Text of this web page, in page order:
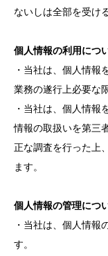
ないしは全部を受け
個人情報の利用につ
・当社は、個人情報
業務の遂行上必要な
・当社は、個人情報
情報の取扱いを第三
正な調査を行った上
ます。
個人情報の管理につ
・当社は、個人情報
す。